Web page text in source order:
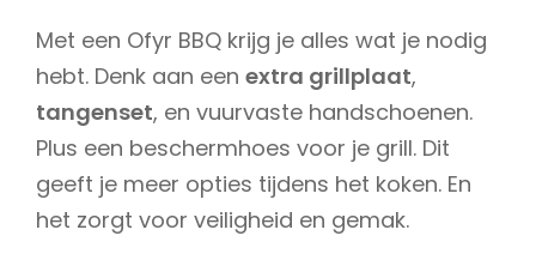
Met een Ofyr BBQ krijg je alles wat je nodig
hebt. Denk aan een extra grillplaat,
tangenset, en vuurvaste handschoenen.
Plus een beschermhoes voor je grill. Dit
geeft je meer opties tijdens het koken. En
het zorgt voor veiligheid en gemak.